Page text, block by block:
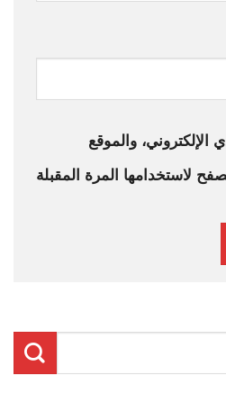
والموقع
لاستخدامها المرة المقبلة